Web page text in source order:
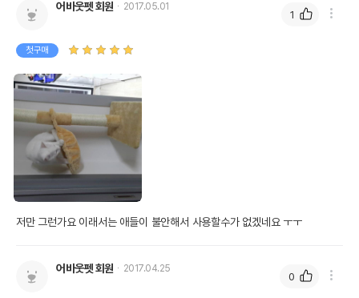
어바웃펫 회원 2017.05.01
첫구매
저만 그런가요 이래서는 애들이 불안해서 사용할수가 없겠네요 ㅜㅜ
1
어바웃펫 회원 2017.04.25
0